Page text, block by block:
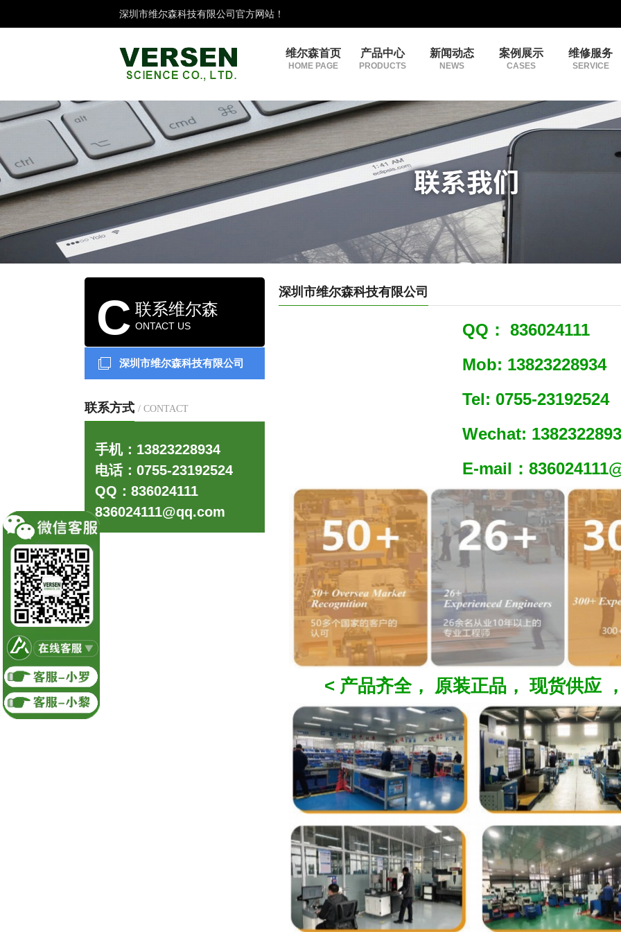
深圳市维尔森科技有限公司官方网站！
维尔森首页
HOME PAGE
产品中心
PRODUCTS
新闻动态
NEWS
案例展示
CASES
维修服务
SERVICE
C 联系维尔森
ONTACT US
深圳市维尔森科技有限公司
联系方式 / CONTACT
手机：13823228934
电话：0755-23192524
QQ：836024111
836024111@qq.com
深圳市维尔森科技有限公司
QQ： 836024111
Mob: 13823228934
Tel: 0755-23192524
Wechat:
E-mail：
< 产品齐全， 原装正品， 现货供应